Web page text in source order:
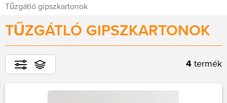
Tűzgátló gipszkartonok
TŰZGÁTLÓ GIPSZKARTONOK
4 termék